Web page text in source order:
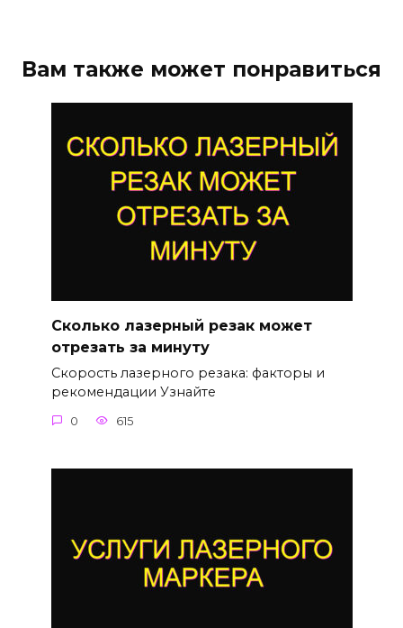
Вам также может понравиться
Сколько лазерный резак может
отрезать за минуту
Скорость лазерного резака: факторы и
рекомендации Узнайте
0 615